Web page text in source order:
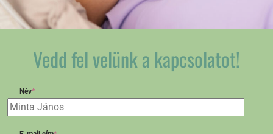
Vedd fel velünk a kapcsolatot!
Név*